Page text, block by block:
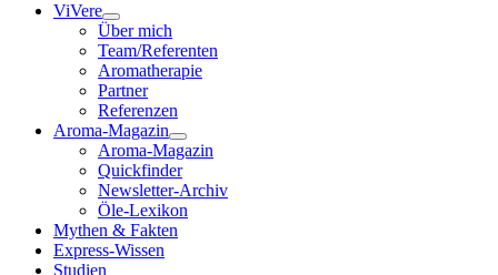
ViVere
Über mich
Team/Referenten
Aromatherapie
Partner
Referenzen
Aroma-Magazin
Aroma-Magazin
Quickfinder
Newsletter-Archiv
Öle-Lexikon
Mythen & Fakten
Express-Wissen
Studien